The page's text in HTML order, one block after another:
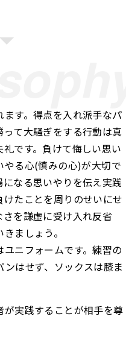
す。得点を入れ派手なパ
て大騒ぎをする行動は真
です。負けて悔しい思い
やる心(慎みの心)が大切で
なる思いやりを伝え実践
たことを周りのせいにせ
を謙虚に受け入れ反省
ましょう。
ニフォームです。練習の
はせず、ソックスは膝ま
実践することが相手を尊